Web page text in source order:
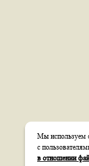
Мы используем
с
в отношении